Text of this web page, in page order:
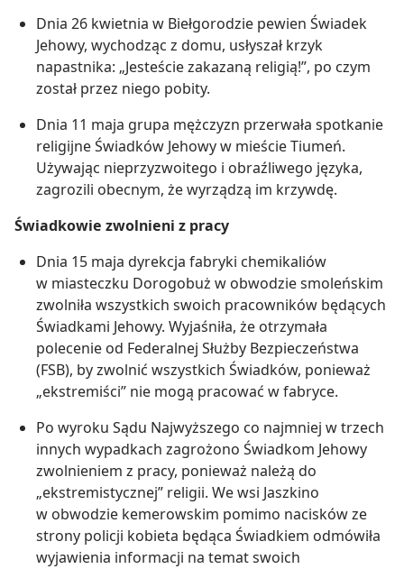
Dnia 26 kwietnia w Biełgorodzie pewien Świadek
Jehowy, wychodząc z domu, usłyszał krzyk
napastnika: „Jesteście zakazaną religią!”, po czym
został przez niego pobity.
Dnia 11 maja grupa mężczyzn przerwała spotkanie
religijne Świadków Jehowy w mieście Tiumeń.
Używając nieprzyzwoitego i obraźliwego języka,
zagrozili obecnym, że wyrządzą im krzywdę.
Świadkowie zwolnieni z pracy
Dnia 15 maja dyrekcja fabryki chemikaliów
w miasteczku Dorogobuż w obwodzie smoleńskim
zwolniła wszystkich swoich pracowników będących
Świadkami Jehowy. Wyjaśniła, że otrzymała
polecenie od Federalnej Służby Bezpieczeństwa
(FSB), by zwolnić wszystkich Świadków, ponieważ
„ekstremiści” nie mogą pracować w fabryce.
Po wyroku Sądu Najwyższego co najmniej w trzech
innych wypadkach zagrożono Świadkom Jehowy
zwolnieniem z pracy, ponieważ należą do
„ekstremistycznej” religii. We wsi Jaszkino
w obwodzie kemerowskim pomimo nacisków ze
strony policji kobieta będąca Świadkiem odmówiła
wyjawienia informacji na temat swoich